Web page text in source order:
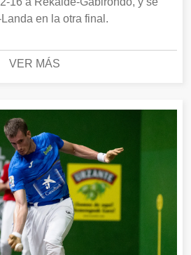
en la otra final.
VER MÁS